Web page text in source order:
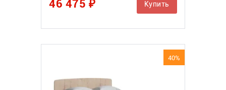
46 475 ₽ Купить
40%